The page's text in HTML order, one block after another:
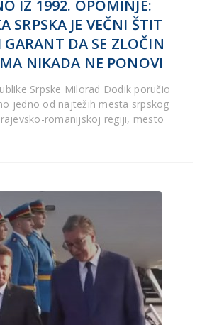
IZ 1992. OPOMINJE:
SRPSKA JE VEČNI ŠTIT
GARANT DA SE ZLOČIN
NIKADA NE PONOVI
Srpske Milorad Dodik poručio
jedno od najtežih mesta srpskog
romanijskoj regiji, mesto